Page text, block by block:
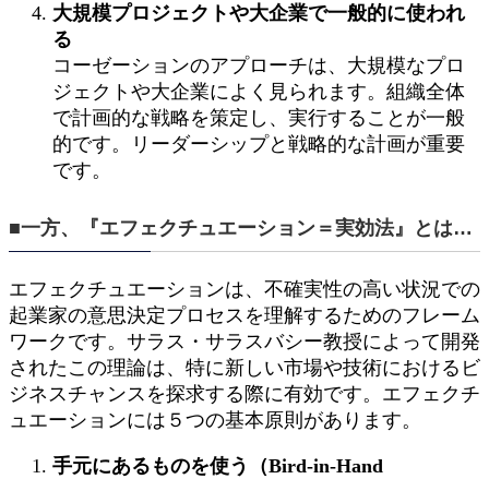
大規模プロジェクトや大企業で一般的に使われ
る
コーゼーションのアプローチは、大規模なプロ
ジェクトや大企業によく見られます。組織全体
で計画的な戦略を策定し、実行することが一般
的です。リーダーシップと戦略的な計画が重要
です。
■一方、『エフェクチュエーション＝実効法』とは…
エフェクチュエーションは、不確実性の高い状況での
起業家の意思決定プロセスを理解するためのフレーム
ワークです。サラス・サラスバシー教授によって開発
されたこの理論は、特に新しい市場や技術におけるビ
ジネスチャンスを探求する際に有効です。エフェクチ
ュエーションには５つの基本原則があります。
手元にあるものを使う（Bird-in-Hand